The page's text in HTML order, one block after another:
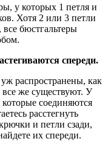
у которых 1 петля и
Хотя 2 или 3 петли
бюстгальтеры
спереди.
распространены, как
все же существуют. У
соединяются
расстегнуть
и петли сзади,
их спереди.